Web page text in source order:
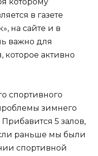
в газете
на сайте и в
важно для
активно
спортивного
зимнего
5 залов,
раньше мы были
спортивной